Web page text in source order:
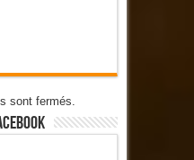
sont fermés.